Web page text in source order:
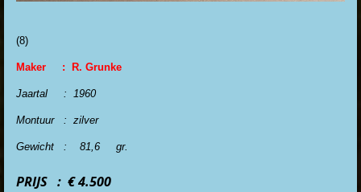
(8)
Maker : R. Grunke
Jaartal : 1960
Montuur : zilver
Gewicht : 81,6 gr.
PRIJS : € 4.500